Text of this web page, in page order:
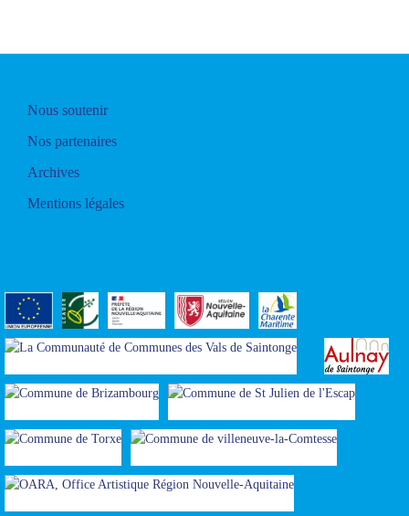
Nous soutenir
Nos partenaires
Archives
Mentions légales